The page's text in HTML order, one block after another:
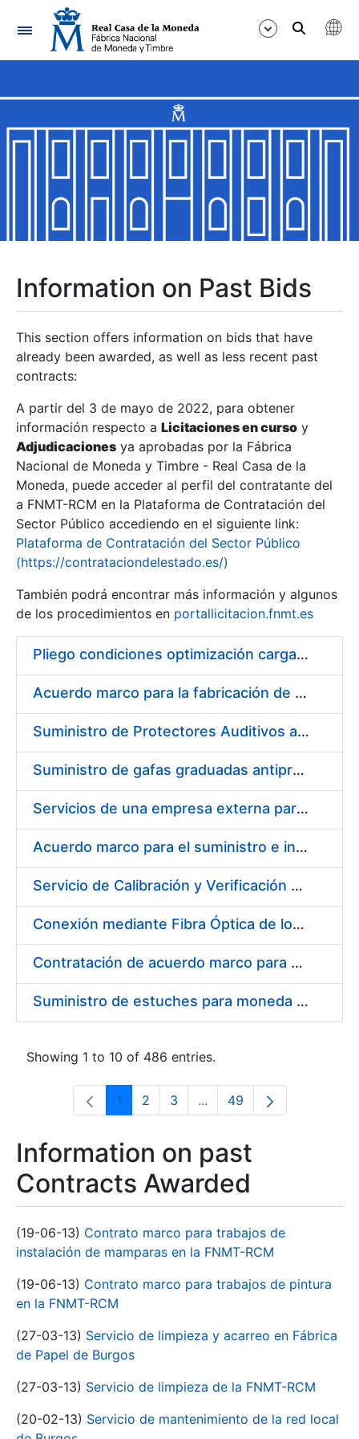
Navigation
Show/Hide
Show/Hide
Show/Hide
Show/Hide
Show/Hide
Show/Hide
Information on Past Bids
This section offers information on bids that have
already been awarded, as well as less recent past
contracts:
A partir del 3 de mayo de 2022, para obtener
información respecto a Licitaciones en curso y
Adjudicaciones ya aprobadas por la Fábrica
Nacional de Moneda y Timbre - Real Casa de la
Moneda, puede acceder al perfil del contratante del
a FNMT-RCM en la Plataforma de Contratación del
Sector Público accediendo en el siguiente link:
Plataforma de Contratación del Sector Público
(https://contrataciondelestado.es/)
También podrá encontrar más información y algunos
de los procedimientos en portallicitacion.fnmt.es
Pliego condiciones optimización cargas compras firmado
Acuerdo marco para la fabricación de piezas
Suministro de Protectores Auditivos a medida para las personas trabajadoras de los Centros de Trabajo de Madrid y Burgos
Suministro de gafas graduadas antiproyecciones para los trabajadores de la FNMT-RCM en los centros de trabajo de Madrid y Burgos
Servicios de una empresa externa para el asesoramiento y resolución de los recursos de alzada que se presentan relacionados con procesos de selección para la FNMT-RCM
Acuerdo marco para el suministro e instalación de persianas, estores y otros complementos
Servicio de Calibración y Verificación Externa de los Equipos de Medición del Servicio de Prevención de la FNMT-RCM
Conexión mediante Fibra Óptica de los Centros de Proceso de Datos (CPDs) de las sedes de la FNMT-RCM de Burgos y Madrid
Contratación de acuerdo marco para el Suministro de Material de Electricidad para la Fábrica Nacional de Moneda y Timbre-Real Casa de la Moneda en su centro de trabajo de Burgos
Suministro de estuches para moneda de 30 €
Showing 1 to 10 of 486 entries.
Page
1 Page
2 Page
3 ...Intermediate Pages Use
Page
49
Information on past
Contracts Awarded
(19-06-13) Contrato marco para trabajos de
instalación de mamparas en la FNMT-RCM
(19-06-13) Contrato marco para trabajos de pintura
en la FNMT-RCM
(27-03-13) Servicio de limpieza y acarreo en Fábrica
de Papel de Burgos
(27-03-13) Servicio de limpieza de la FNMT-RCM
(20-02-13) Servicio de mantenimiento de la red local